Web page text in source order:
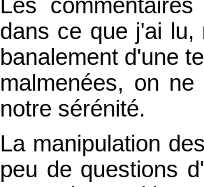
Les
dans ce que j'ai lu,
banalement d'une
malmenées, on
notre sérénité.
La manipulation
peu de questions